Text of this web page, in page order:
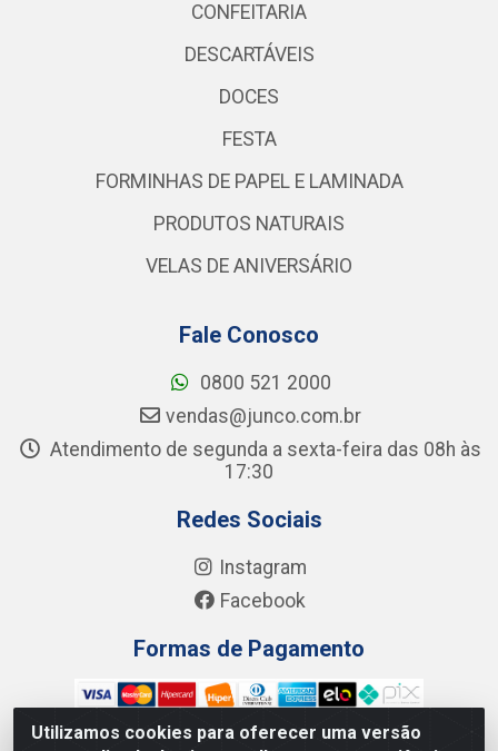
Utilizamos cookies para oferecer uma versão
CONFEITARIA
DESCARTÁVEIS
DOCES
FESTA
FORMINHAS DE PAPEL E LAMINADA
PRODUTOS NATURAIS
VELAS DE ANIVERSÁRIO
Fale Conosco
0800 521 2000
vendas@junco.com.br
Atendimento de segunda a sexta-feira das 08h às
17:30
Redes Sociais
Instagram
Facebook
Formas de Pagamento